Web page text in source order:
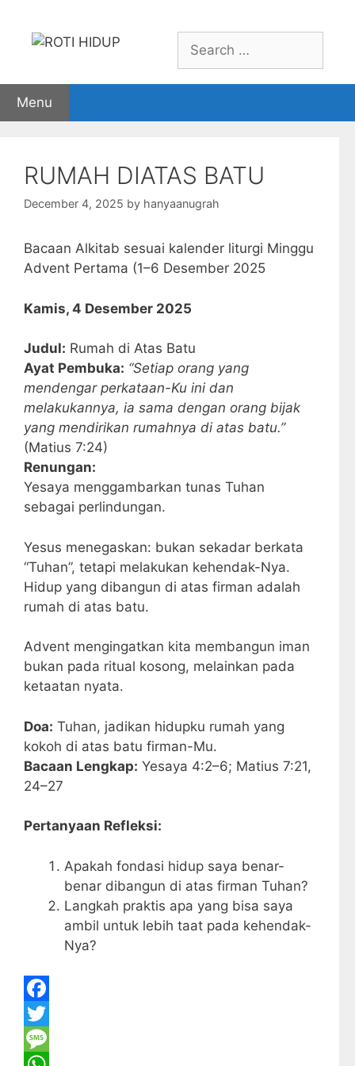
content
Search
for:
Menu
RUMAH DIATAS BATU
December 4, 2025 by hanyaanugrah
Bacaan Alkitab sesuai kalender liturgi Minggu
Advent Pertama (1–6 Desember 2025
Kamis, 4 Desember 2025
Judul: Rumah di Atas Batu
Ayat Pembuka: “Setiap orang yang
mendengar perkataan-Ku ini dan
melakukannya, ia sama dengan orang bijak
yang mendirikan rumahnya di atas batu.”
(Matius 7:24)
Renungan:
Yesaya menggambarkan tunas Tuhan
sebagai perlindungan.
Yesus menegaskan: bukan sekadar berkata
“Tuhan”, tetapi melakukan kehendak-Nya.
Hidup yang dibangun di atas firman adalah
rumah di atas batu.
Advent mengingatkan kita membangun iman
bukan pada ritual kosong, melainkan pada
ketaatan nyata.
Doa: Tuhan, jadikan hidupku rumah yang
kokoh di atas batu firman-Mu.
Bacaan Lengkap: Yesaya 4:2–6; Matius 7:21,
24–27
Pertanyaan Refleksi:
Apakah fondasi hidup saya benar-
benar dibangun di atas firman Tuhan?
Langkah praktis apa yang bisa saya
ambil untuk lebih taat pada kehendak-
Nya?
F
a
T